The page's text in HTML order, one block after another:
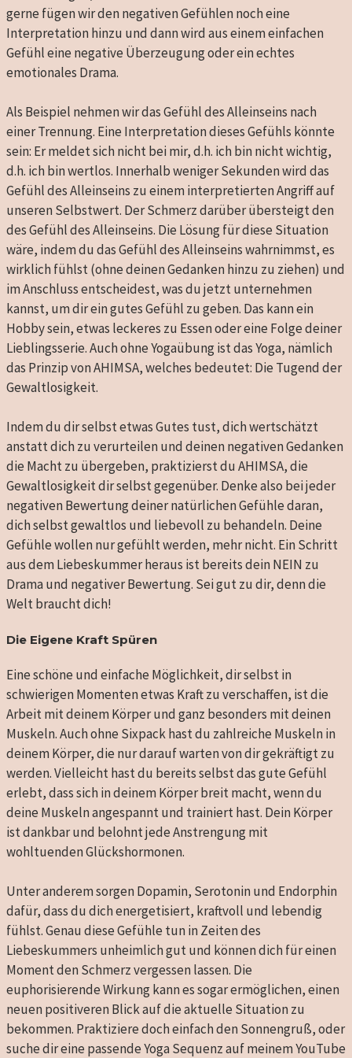
gerne fügen wir den negativen Gefühlen noch eine
Interpretation hinzu und dann wird aus einem einfachen
Gefühl eine negative Überzeugung oder ein echtes
emotionales Drama.
Als Beispiel nehmen wir das Gefühl des Alleinseins nach
einer Trennung. Eine Interpretation dieses Gefühls könnte
sein: Er meldet sich nicht bei mir, d.h. ich bin nicht wichtig,
d.h. ich bin wertlos. Innerhalb weniger Sekunden wird das
Gefühl des Alleinseins zu einem interpretierten Angriff auf
unseren Selbstwert. Der Schmerz darüber übersteigt den
des Gefühl des Alleinseins. Die Lösung für diese Situation
wäre, indem du das Gefühl des Alleinseins wahrnimmst, es
wirklich fühlst (ohne deinen Gedanken hinzu zu ziehen) und
im Anschluss entscheidest, was du jetzt unternehmen
kannst, um dir ein gutes Gefühl zu geben. Das kann ein
Hobby sein, etwas leckeres zu Essen oder eine Folge deiner
Lieblingsserie. Auch ohne Yogaübung ist das Yoga, nämlich
das Prinzip von AHIMSA, welches bedeutet: Die Tugend der
Gewaltlosigkeit.
Indem du dir selbst etwas Gutes tust, dich wertschätzt
anstatt dich zu verurteilen und deinen negativen Gedanken
die Macht zu übergeben, praktizierst du AHIMSA, die
Gewaltlosigkeit dir selbst gegenüber. Denke also bei jeder
negativen Bewertung deiner natürlichen Gefühle daran,
dich selbst gewaltlos und liebevoll zu behandeln. Deine
Gefühle wollen nur gefühlt werden, mehr nicht. Ein Schritt
aus dem Liebeskummer heraus ist bereits dein NEIN zu
Drama und negativer Bewertung. Sei gut zu dir, denn die
Welt braucht dich!
Die Eigene Kraft Spüren
Eine schöne und einfache Möglichkeit, dir selbst in
schwierigen Momenten etwas Kraft zu verschaffen, ist die
Arbeit mit deinem Körper und ganz besonders mit deinen
Muskeln. Auch ohne Sixpack hast du zahlreiche Muskeln in
deinem Körper, die nur darauf warten von dir gekräftigt zu
werden. Vielleicht hast du bereits selbst das gute Gefühl
erlebt, dass sich in deinem Körper breit macht, wenn du
deine Muskeln angespannt und trainiert hast. Dein Körper
ist dankbar und belohnt jede Anstrengung mit
wohltuenden Glückshormonen.
Unter anderem sorgen Dopamin, Serotonin und Endorphin
dafür, dass du dich energetisiert, kraftvoll und lebendig
fühlst. Genau diese Gefühle tun in Zeiten des
Liebeskummers unheimlich gut und können dich für einen
Moment den Schmerz vergessen lassen. Die
euphorisierende Wirkung kann es sogar ermöglichen, einen
neuen positiveren Blick auf die aktuelle Situation zu
bekommen. Praktiziere doch einfach den Sonnengruß, oder
suche dir eine passende Yoga Sequenz auf meinem YouTube